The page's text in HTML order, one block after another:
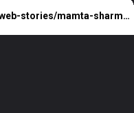
https://mahivlogs.in/web-stories/mamta-sharma/